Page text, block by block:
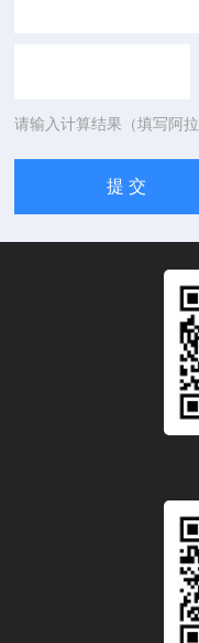
请输入计算结果（填写阿